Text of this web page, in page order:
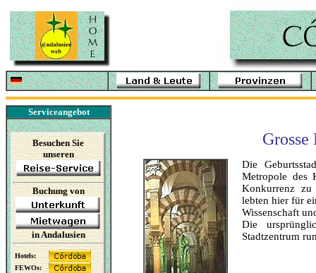
Serviceangebot
Besuchen Sie
unseren
Buchung von
inAndalusien
Hotels:
FEWOs:
Grosse
Die
Metropole des
Konkurrenz zu
lebten hier für
Wissenschaft
Die
Stadtzentrum